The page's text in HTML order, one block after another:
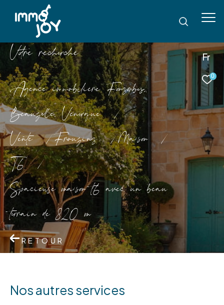
Fr
0
Vore recece
Agence immobilière Fonsorbes,
Beauzelle, Venerque
Vente
Frouzins
Maison
T6
Spacieuse maison t6 avec un beau
terrain de 820 m
RETOUR
nos autres services